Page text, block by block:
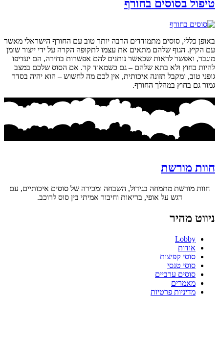
טיפול בסוסים בחורף
באופן כללי, סוסים מתמודדים הרבה יותר טוב עם החורף הישראלי מאשר
עם הקיץ. הגוף שלהם מתאים את עצמו לתקופה הקרה על ידי ייצור שומן
מוגבר, ואפשר לראות שכאשר נותנים להם אפשרות בחירה, הם יעדיפו
להיות בחוץ ולא בתא שלהם – גם כשמאוד קר. אם הסוס שלכם במצב
גופני טוב, ומקבל תזונה איכותית, אין לכם מה לחשוש – הוא יהיה בסדר
גמור גם בחוץ במהלך החורף.
חוות מורשת
חוות מורשת מתמחה בגידול, השבחה ומכירה של סוסים איכותיים, עם
דגש על אופי, בריאות וחיבור אמיתי בין סוס לרוכב.
ניווט מהיר
Lobby
אודות
סוסי קפיצות
סוסי טנסי
סוסים ערביים
מאמרים
מדיניות פרטיות